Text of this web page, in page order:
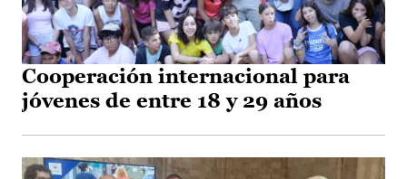
Cooperación internacional para
jóvenes de entre 18 y 29 años